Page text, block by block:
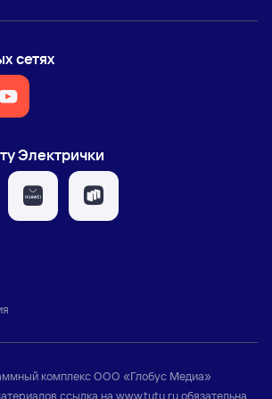
сетях
Электрички
комплексООО «Глобус Медиа»
ссылка на www.tutu.ruобязательна